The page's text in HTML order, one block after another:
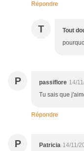
Répondre
T Tout
P passiflore 14/
Tu sais que
Répondre
P Patricia 14/11/